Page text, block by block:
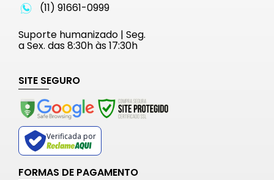
(11) 91661-0999
Suporte humanizado | Seg.
a Sex. das 8:30h às 17:30h
SITE SEGURO
Verificada por
FORMAS DE PAGAMENTO